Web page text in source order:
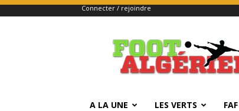
Connecter / rejoindre
FOOTALGERIEN
A LA UNE LES VERTS FAF